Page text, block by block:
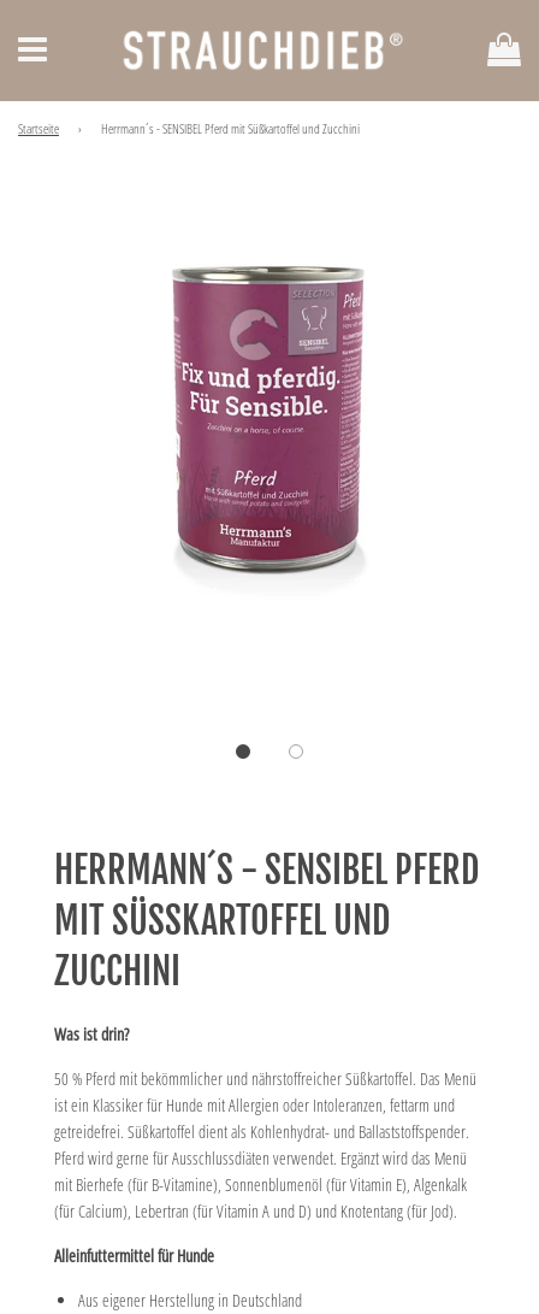
Startseite › Herrmann´s - SENSIBEL Pferd mit Süßkartoffel und Zucchini
HERRMANN´S - SENSIBEL PFERD
MIT SÜSSKARTOFFEL UND Z
UCCHINI
Was ist drin?
50 % Pferd mit bekömmlicher und nährstoffreicher Süßkartoffel. Das Menü
ist ein Klassiker für Hunde mit Allergien oder Intoleranzen, fettarm und
getreidefrei. Süßkartoffel dient als Kohlenhydrat- und Ballaststoffspender.
Pferd wird gerne für Ausschlussdiäten verwendet. Ergänzt wird das Menü
mit Bierhefe (für B-Vitamine), Sonnenblumenöl (für Vitamin E), Algenkalk
(für Calcium), Lebertran (für Vitamin A und D) und Knotentang (für Jod).
Alleinfuttermittel für Hunde
Aus eigener Herstellung in Deutschland